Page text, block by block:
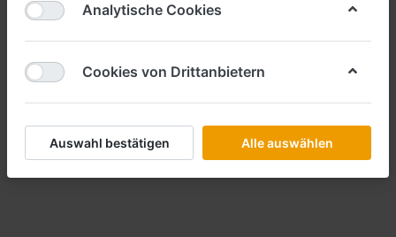
Analytische Cookies
Cookies von Drittanbietern
Auswahl bestätigen Alle auswählen